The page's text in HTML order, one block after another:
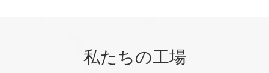
私たちの工場